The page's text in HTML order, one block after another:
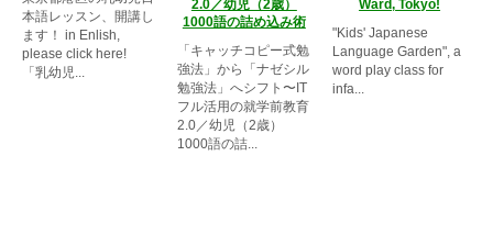
本語レッスン、開講し
ます！ in Enlish,
please click here!
「乳幼児...
2.0／幼児（2歳）
1000語の詰め込み術
「キャッチコピー式勉
強法」から「ナゼシル
勉強法」へシフト〜IT
フル活用の就学前教育
2.0／幼児（2歳）
1000語の詰...
Ward, Tokyo!
"Kids' Japanese
Language Garden", a
word play class for
infa...